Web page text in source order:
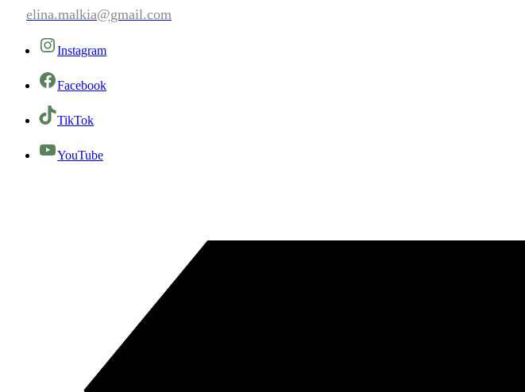
elina.malkia@gmail.com
Instagram
Facebook
TikTok
YouTube